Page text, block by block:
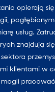
opierają
usług.
znajdują
klientami w